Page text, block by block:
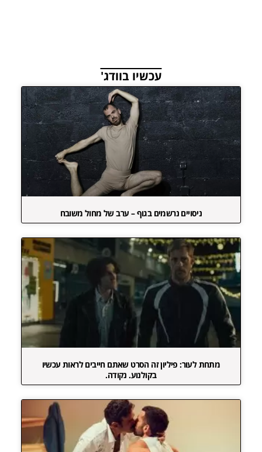
עכשיו בוודג'
ניסויים נרשמים בגוף – ערב של מחול משובח
מתחת לעור: פיליון זה הסרט שאתם חייבים לראות עכשיו
בקולנוע. נקודה.